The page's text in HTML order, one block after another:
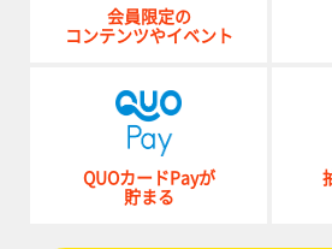
会員限定の
コンテンツやイベント
QUOカードPayが
貯まる